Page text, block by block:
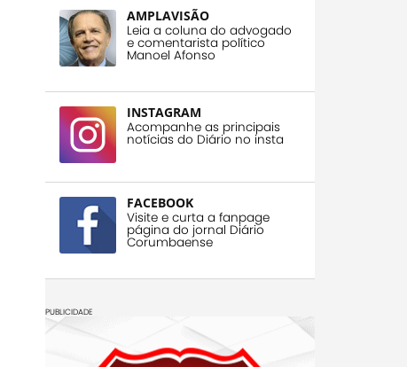
AMPLAVISÃO
Leia a coluna do advogado
e comentarista político
Manoel Afonso
INSTAGRAM
Acompanhe as principais
notícias do Diário no insta
FACEBOOK
Visite e curta a fanpage
página do jornal Diário
Corumbaense
PUBLICIDADE